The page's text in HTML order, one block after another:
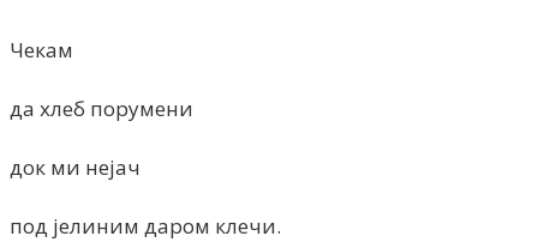
Чекам
да хлеб порумени
док ми нејач
под јелиним даром клечи.